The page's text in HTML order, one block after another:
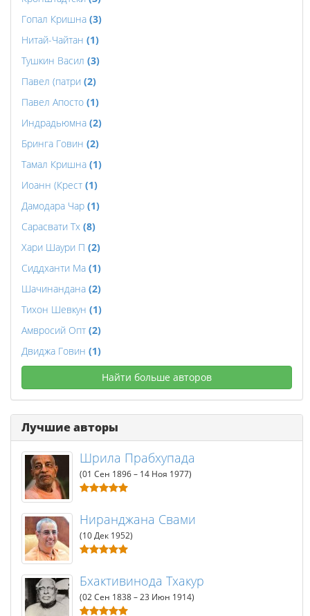
Гопал Кришна (3)
Нитай-Чайтан (1)
Тушкин Васил (3)
Павел (патри (2)
Павел Апосто (1)
Индрадьюмна (2)
Бринга Говин (2)
Тамал Кришна (1)
Иоанн (Крест (1)
Дамодара Чар (1)
Сарасвати Тх (8)
Хари Шаури П (2)
Сиддханти Ма (1)
Шачинандана (2)
Тихон Шевкун (1)
Амвросий Опт (2)
Двиджа Говин (1)
Найти больше авторов
Лучшие авторы
Шрила Прабхупада
(01 Сен 1896 – 14 Ноя 1977)
Ниранджана Свами
(10 Дек 1952)
Бхактивинода Тхакур
(02 Сен 1838 – 23 Июн 1914)